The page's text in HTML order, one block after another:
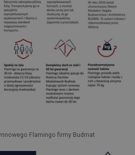
Flamingo firmy Budmat